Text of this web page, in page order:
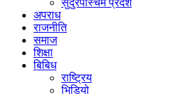
सुदुरपस्चिम प्रदेश
अपराध
राजनीति
समाज
शिक्षा
बिबिध
राष्ट्रिय
भिडियो